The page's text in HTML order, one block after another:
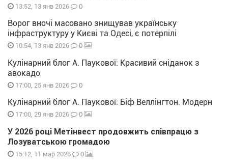
13:52, 13 янв 2026 0
Ворог вночі масовано знищував українську
інфраструктуру у Києві та Одесі, є потерпілі
10:54, 13 янв 2026 0
Кулінарний блог А. Паукової: Красивий сніданок з
авокадо
17:00, 25 янв 2026 0
Кулінарний блог А. Паукової: Біф Веллінгтон. Модерн
17:00, 29 янв 2026 0
У 2026 році Метінвест продовжить співпрацю з
Лозуватською громадою
15:12, 11 мар 2026 0